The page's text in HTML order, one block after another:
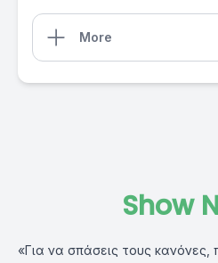
More
Show
«Για να σπάσεις τους κανόνες,